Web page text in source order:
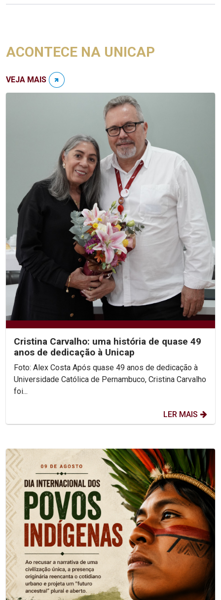
ACONTECE NA UNICAP
VEJA MAIS
Cristina Carvalho: uma história de quase 49
anos de dedicação à Unicap
Foto: Alex Costa Após quase 49 anos de dedicação à
Universidade Católica de Pernambuco, Cristina Carvalho
foi...
LER MAIS